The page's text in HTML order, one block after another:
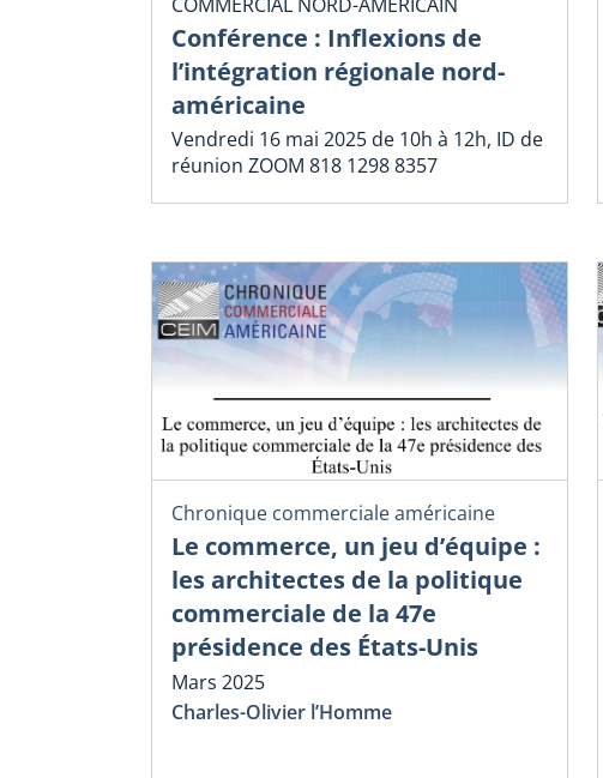
Conférence : Inflexions de
l’intégration régionale nord-
américaine
Vendredi 16 mai 2025 de 10h à 12h, ID de
réunion ZOOM 818 1298 8357
Chronique commerciale américaine
Le commerce, un jeu d’équipe :
les architectes de la politique
commerciale de la 47e
présidence des États-Unis
Mars 2025
Charles-Olivier l’Homme